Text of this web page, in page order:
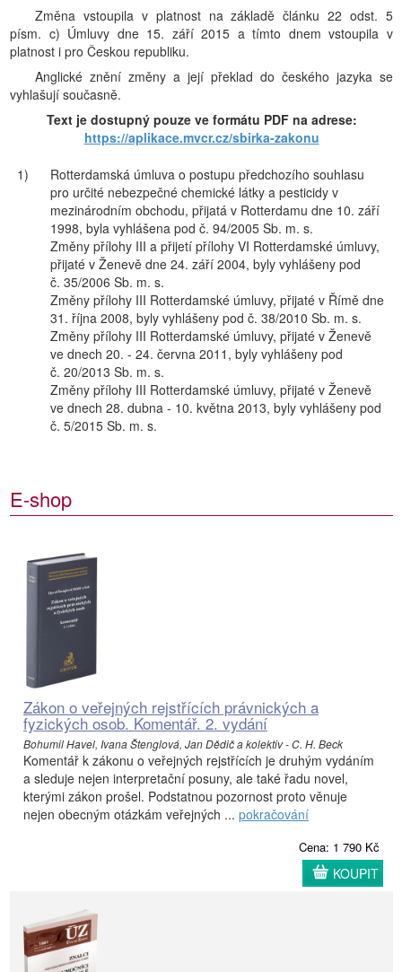
Změna vstoupila v platnost na základě článku 22 odst. 5
písm. c) Úmluvy dne 15. září 2015 a tímto dnem vstoupila v
platnost i pro Českou republiku.
Anglické znění změny a její překlad do českého jazyka se
vyhlašují současně.
Text je dostupný pouze ve formátu PDF na adrese:
https://aplikace.mvcr.cz/sbirka-zakonu
1)
Rotterdamská úmluva o postupu předchozího souhlasu
pro určité nebezpečné chemické látky a pesticidy v
mezinárodním obchodu, přijatá v Rotterdamu dne 10. září
1998, byla vyhlášena pod č. 94/2005 Sb. m. s.
Změny přílohy III a přijetí přílohy VI Rotterdamské úmluvy,
přijaté v Ženevě dne 24. září 2004, byly vyhlášeny pod
č. 35/2006 Sb. m. s.
Změny přílohy III Rotterdamské úmluvy, přijaté v Římě dne
31. října 2008, byly vyhlášeny pod č. 38/2010 Sb. m. s.
Změny přílohy III Rotterdamské úmluvy, přijaté v Ženevě
ve dnech 20. - 24. června 2011, byly vyhlášeny pod
č. 20/2013 Sb. m. s.
Změny přílohy III Rotterdamské úmluvy, přijaté v Ženevě
ve dnech 28. dubna - 10. května 2013, byly vyhlášeny pod
č. 5/2015 Sb. m. s.
E-shop
Zákon o veřejných rejstřících právnických a
fyzických osob. Komentář. 2. vydání
Bohumil Havel, Ivana Štenglová, Jan Dědič a kolektiv - C. H. Beck
Komentář k zákonu o veřejných rejstřících je druhým vydáním
a sleduje nejen interpretační posuny, ale také řadu novel,
kterými zákon prošel. Podstatnou pozornost proto věnuje
nejen obecným otázkám veřejných ... pokračování
Cena: 1 790 Kč
KOUPIT